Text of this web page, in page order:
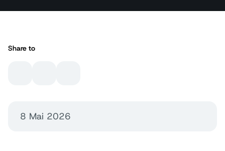
Share to
8 Mai 2026